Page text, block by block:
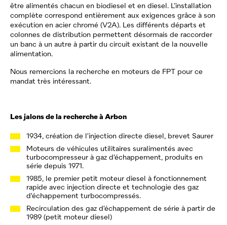
être alimentés chacun en biodiesel et en diesel. L’installation
complète correspond entièrement aux exigences grâce à son
exécution en acier chromé (V2A). Les différents départs et
colonnes de distribution permettent désormais de raccorder
un banc à un autre à partir du circuit existant de la nouvelle
alimentation.
Nous remercions la recherche en moteurs de FPT pour ce
mandat très intéressant.
Les jalons de la recherche à Arbon
1934, création de l'injection directe diesel, brevet Saurer
Moteurs de véhicules utilitaires suralimentés avec
turbocompresseur à gaz d'échappement, produits en
série depuis 1971.
1985, le premier petit moteur diesel à fonctionnement
rapide avec injection directe et technologie des gaz
d'échappement turbocompressés.
Recirculation des gaz d'échappement de série à partir de
1989 (petit moteur diesel)